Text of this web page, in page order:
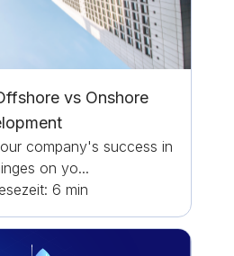
vs Onshore
company's success in
on yo...
6 min